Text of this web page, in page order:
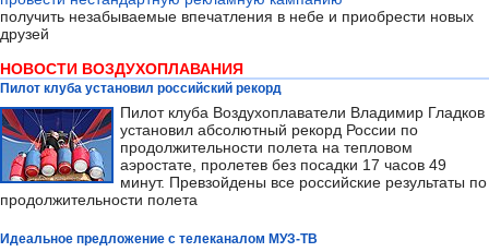
получить незабываемые впечатления в небе и приобрести новых
друзей
НОВОСТИ ВОЗДУХОПЛАВАНИЯ
Пилот клуба установил российский рекорд
Пилот клуба Воздухоплаватели Владимир Гладков
установил абсолютный рекорд России по
продолжительности полета на тепловом
аэростате, пролетев без посадки 17 часов 49
минут. Превзойдены все российские результаты по
продолжительности полета
Идеальное предложение с телеканалом МУЗ-ТВ